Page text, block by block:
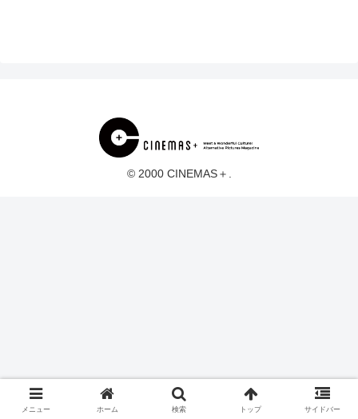
© 2000 CINEMAS＋.
メニュー ホーム 検索 トップ サイドバー